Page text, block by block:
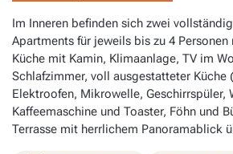
Im Inneren befinden sich zwei
Apartments für jeweils bis zu 4
Küche mit Kamin, Klimaanlage, TV im
Schlafzimmer, voll ausgestatteter Küche
Elektroofen, Mikrowelle, Geschirrspüler,
Kaffeemaschine und Toaster, Föhn und
Terrasse mit herrlichem Panoramablick